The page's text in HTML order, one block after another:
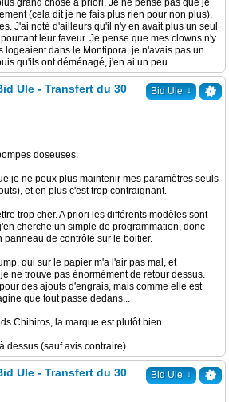
grand chose a priori. Je ne pense pas que je
(cela dit je ne fais plus rien pour non plus),
J'ai noté d'ailleurs qu'il n'y en avait plus un seul
leur faveur. Je pense que mes clowns n'y
logeaient dans le Montipora, je n'avais pas un
qu'ils ont déménagé, j'en ai un peu...
Bid Ule ↓
Ule - Transfert du 30
doseuses.
je ne peux plus maintenir mes paramètres seuls
et en plus c'est trop contraignant.
trop cher. A priori les différents modèles sont
cherche un simple de programmation, donc
de contrôle sur le boitier.
qui sur le papier m'a l'air pas mal, et
ne trouve pas énormément de retour dessus.
des ajouts d'engrais, mais comme elle est
que tout passe dedans...
Chihiros, la marque est plutôt bien.
dessus (sauf avis contraire).
Bid Ule ↓
Ule - Transfert du 30